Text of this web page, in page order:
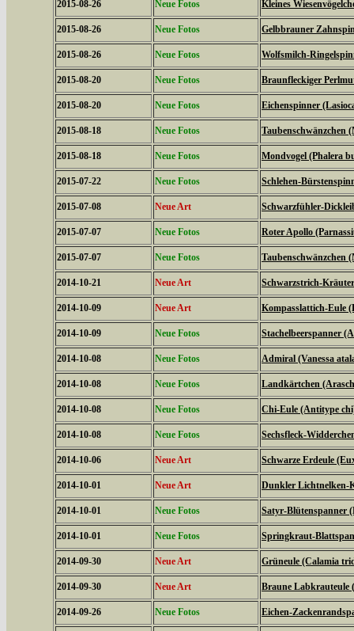
2015-08-26 Neue Fotos Kleines
2015-08-26 Neue Fotos Gelbbrauner
2015-08-26 Neue Fotos Wolfsmilch-
2015-08-20 Neue Fotos Braunfleckiger
2015-08-20 Neue Fotos Eichenspinner
2015-08-18 Neue Fotos Taubenschwänzchen
2015-08-18 Neue Fotos Mondvogel (Phalera
2015-07-22 Neue Fotos Schlehen-
2015-07-08 Neue Art Schwarzfühler-
2015-07-07 Neue Fotos Roter Apollo
2015-07-07 Neue Fotos Taubenschwänzchen
2014-10-21 Neue Art Schwarzstrich-
2014-10-09 Neue Art Kompasslattich-Eule
2014-10-09 Neue Fotos Stachelbeerspanner
2014-10-08 Neue Fotos Admiral (Vanessa
2014-10-08 Neue Fotos Landkärtchen
2014-10-08 Neue Fotos Chi-Eule (Antitype
2014-10-08 Neue Fotos Sechsfleck-
2014-10-06 Neue Art Schwarze Erdeule
2014-10-01 Neue Art Dunkler Lichtnelken-
2014-10-01 Neue Fotos Satyr-Blütenspanner
2014-10-01 Neue Fotos Springkraut-
2014-09-30 Neue Art Grüneule (Calamia
2014-09-30 Neue Art Braune Labkrauteule
2014-09-26 Neue Fotos Eichen-